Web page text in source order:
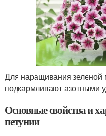
Для наращивания зеленой
подкармливают азотными
Основные свойства и
петунии